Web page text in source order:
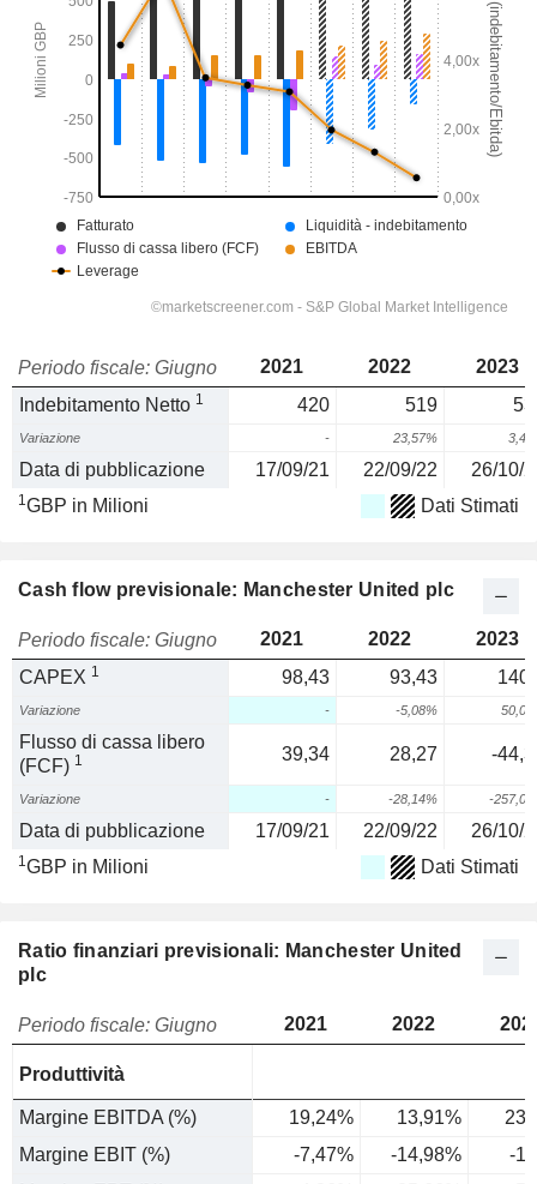
Periodo fiscale: Giugno 2021 2022
2023
Indebitamento Netto 1 420 519
Variazione - 23,57%
Data di pubblicazione 17/09/21 22/09/22 26/10/
1GBP in Milioni Dati Stimati
Cash flow previsionale: Manchester United plc
Periodo fiscale: Giugno 2021 2022
2023
CAPEX 1 98,43 93,43
Variazione - -5,08%
Flusso di cassa libero
(FCF) 1 39,34 28,27 -
Variazione - -28,14% -
Data di pubblicazione 17/09/21 22/09/22 26/10/
1GBP in Milioni Dati Stimati
Ratio finanziari previsionali: Manchester United
plc
Periodo fiscale: Giugno 2021 2022
Produttività
Margine EBITDA (%) 19,24% 13,91%
Margine EBIT (%)
-7,47% -14,98%
-